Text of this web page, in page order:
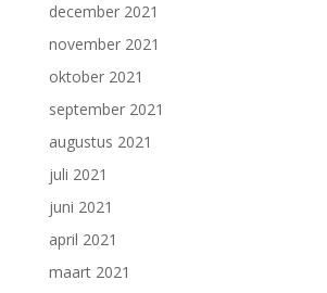
december 2021
november 2021
oktober 2021
september 2021
augustus 2021
juli 2021
juni 2021
april 2021
maart 2021